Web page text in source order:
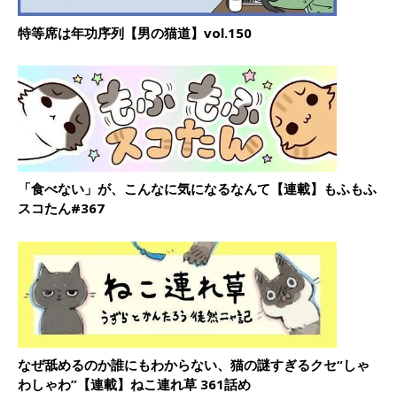
特等席は年功序列【男の猫道】vol.150
「食べない」が、こんなに気になるなんて【連載】もふもふ
スコたん#367
なぜ舐めるのか誰にもわからない、猫の謎すぎるクセ“しゃ
わしゃわ”【連載】ねこ連れ草 361話め